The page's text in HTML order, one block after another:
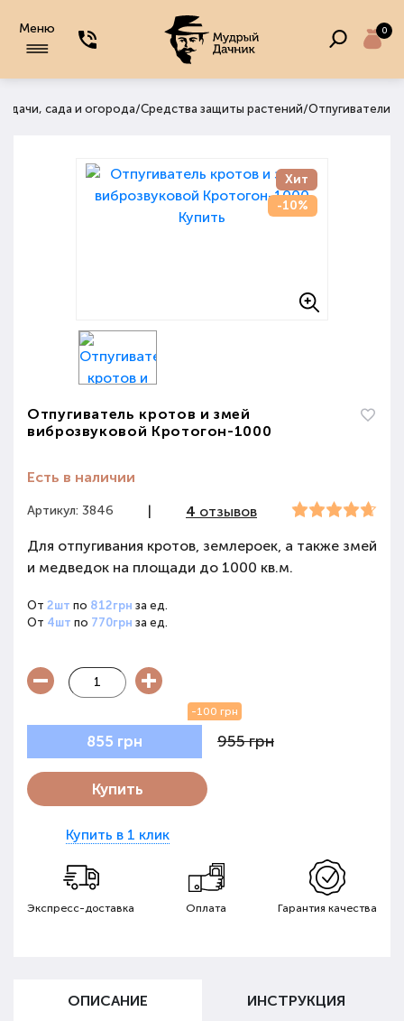
Меню 0
дачи, сада и огорода/Средства защиты растений/Отпугиватели
Хит
-10%
Отпугиватель кротов и змей
виброзвуковой Кротогон-1000
Есть в наличии
Артикул: 3846 4 отзывов
Для отпугивания кротов, землероек, а также змей
и медведок на площади до 1000 кв.м.
От 2шт по 812грн за ед.
От 4шт по 770грн за ед.
855 грн
-100 грн
955 грн
Купить
Купить в 1 клик
Экспресс-доставка Оплата Гарантия качества
ОПИСАНИЕ ИНСТРУКЦИЯ